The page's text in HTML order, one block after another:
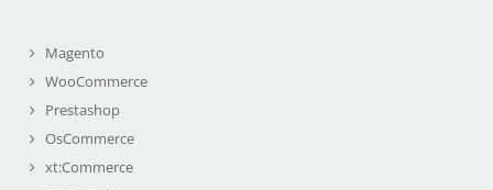
Magento
WooCommerce
Prestashop
OsCommerce
xt:Commerce